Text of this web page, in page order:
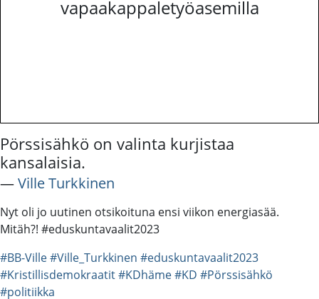
vapaakappaletyöasemilla
Pörssisähkö on valinta kurjistaa
kansalaisia.
―Ville Turkkinen
Nyt oli jo uutinen otsikoituna ensi viikon energiasää.
Mitäh?! #eduskuntavaalit2023
#BB-Ville#Ville_Turkkinen #eduskuntavaalit2023
#Kristillisdemokraatit#KDhäme#KD #Pörssisähkö
#politiikka